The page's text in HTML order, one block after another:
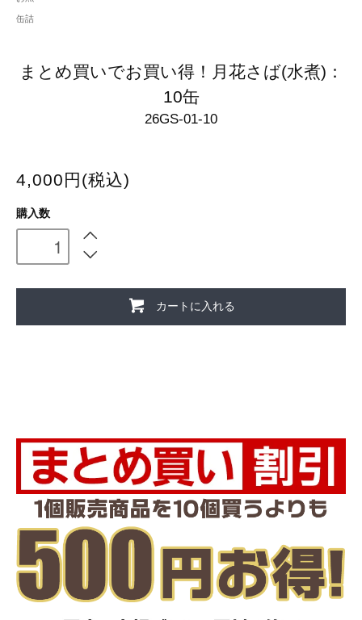
缶詰
まとめ買いでお買い得！月花さば(水煮)：
10缶
26GS-01-10
4,000円(税込)
購入数
カートに入れる